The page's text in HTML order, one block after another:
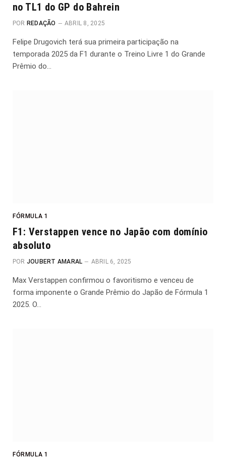
no TL1 do GP do Bahrein
POR REDAÇÃO ABRIL 8, 2025
Felipe Drugovich terá sua primeira participação na
temporada 2025 da F1 durante o Treino Livre 1 do Grande
Prêmio do…
FÓRMULA 1
F1: Verstappen vence no Japão com domínio
absoluto
POR JOUBERT AMARAL ABRIL 6, 2025
Max Verstappen confirmou o favoritismo e venceu de
forma imponente o Grande Prêmio do Japão de Fórmula 1
2025. O…
FÓRMULA 1